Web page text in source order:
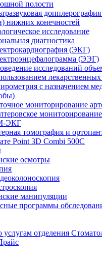
полости
нижних конечностей
исследование
диагностика
(ЭКГ)
(ЭЭГ)
исследований
лекарственных
с назначением
мониторирование
ЭКГ
томография и
Point 3D Combi 500C
осмотры
манипуляции
программы
услугам отделения